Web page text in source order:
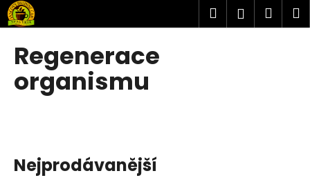
Přejít
na
obsah
Hledat
Regenerace
organismu
Nejprodávanější
K
o
C
o
ř